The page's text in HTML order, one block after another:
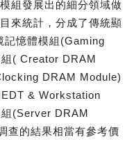
組發展出的細分領域做
來統計，分成了傳統顯
記憶體模組(Gaming
( Creator DRAM
DRAM Module)
& Workstation
(Server DRAM
查的結果相當有參考價